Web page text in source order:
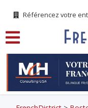
Référencez votre